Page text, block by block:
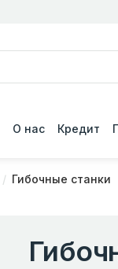
О нас Кредит
Гибочные станки